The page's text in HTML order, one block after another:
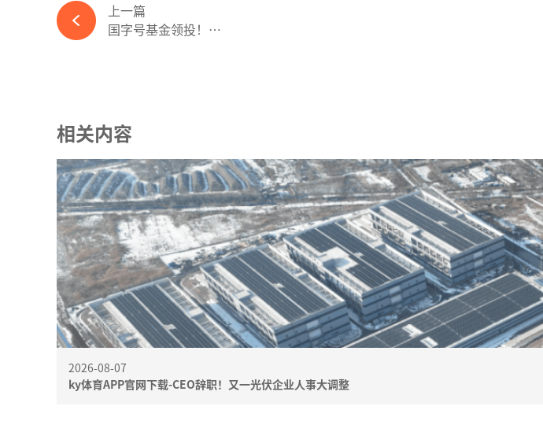
上一篇
国字号基金领投！钙钛矿新秀完成1.6亿元A轮融资-ky体育APP官网下载
相关内容
2026-08-07
ky体育APP官网下载-CEO辞职！又一光伏企业人事大调整